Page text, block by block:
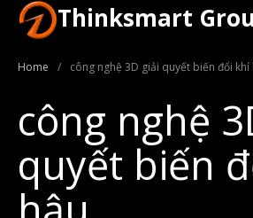
Giới
Thinksmart
Home / công nghệ 3D giải quyết biến đổi khí
công nghệ
quyết biến